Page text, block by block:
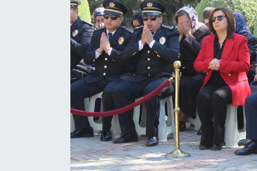
Resmi İlanlar
Siyaset
Yerel Yönetimler